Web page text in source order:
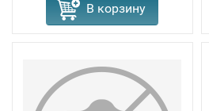
В корзину